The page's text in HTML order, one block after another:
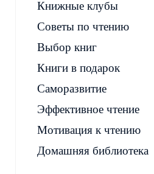
Книжные клубы
Советы по чтению
Выбор книг
Книги в подарок
Саморазвитие
Эффективное чтение
Мотивация к чтению
Домашняя библиотека